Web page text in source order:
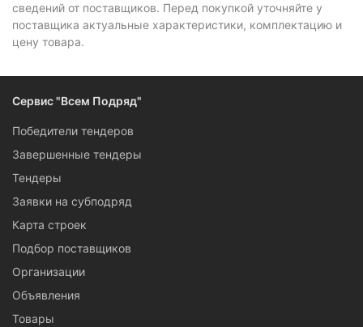
сведений от поставщиков. Перед покупкой уточняйте у
поставщика актуальные характеристики, комплектацию и
цену товара.
Сервис "Всем Подряд"
Победители тендеров
Завершенные тендеры
Тендеры
Заявки на субподряд
Карта строек
Подбор поставщиков
Организации
Объявления
Товары